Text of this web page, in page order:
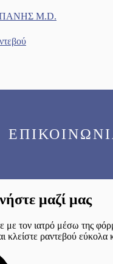
μαζί μας
με τον ιατρό μέσω της
κλείστε ραντεβού εύκολα